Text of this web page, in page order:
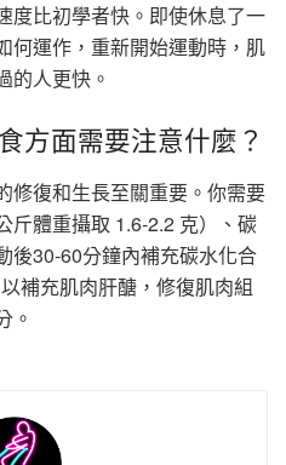
度比初學者快。即使休息了一
何運作，重新開始運動時，肌
的人更快。
方面需要注意什麼？
修復和生長至關重要。你需要
斤體重攝取 1.6-2.2 克）、碳
後30-60分鐘內補充碳水化合
補充肌肉肝醣，修復肌肉組
。